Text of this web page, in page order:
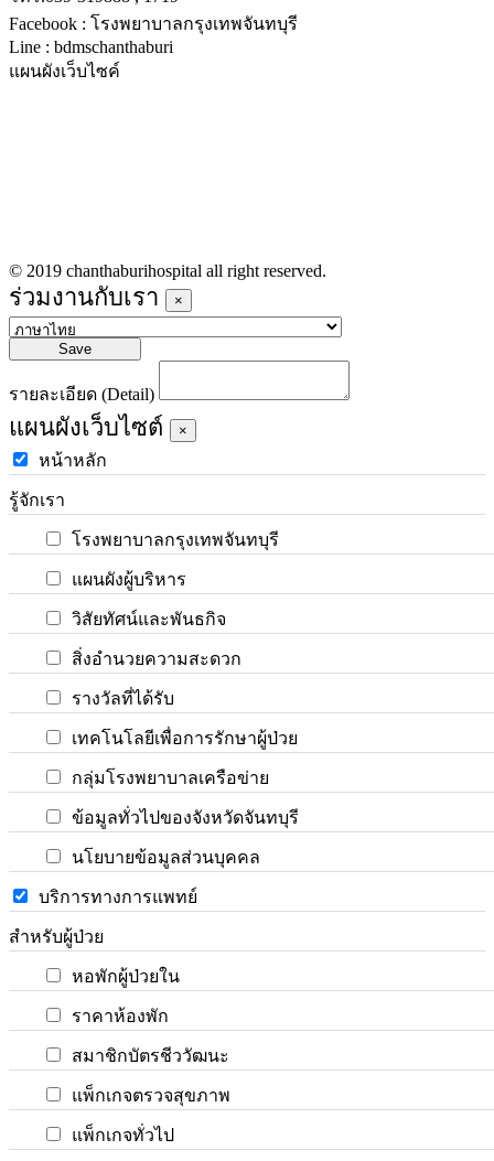
Facebook : โรงพยาบาลกรุงเทพจันทบุรี
Line : bdmschanthaburi
แผนผังเว็บไซค์
© 2019 chanthaburihospital all right reserved.
ร่วมงานกับเรา ×
Save
รายละเอียด (Detail)
แผนผังเว็บไซต์ ×
หน้าหลัก
รู้จักเรา
โรงพยาบาลกรุงเทพจันทบุรี
แผนผังผู้บริหาร
วิสัยทัศน์และพันธกิจ
สิ่งอำนวยความสะดวก
รางวัลที่ได้รับ
เทคโนโลยีเพื่อการรักษาผู้ป่วย
กลุ่มโรงพยาบาลเครือข่าย
ข้อมูลทั่วไปของจังหวัดจันทบุรี
นโยบายข้อมูลส่วนบุคคล
บริการทางการแพทย์
สำหรับผู้ป่วย
หอพักผู้ป่วยใน
ราคาห้องพัก
สมาชิกบัตรชีววัฒนะ
แพ็กเกจตรวจสุขภาพ
แพ็กเกจทั่วไป